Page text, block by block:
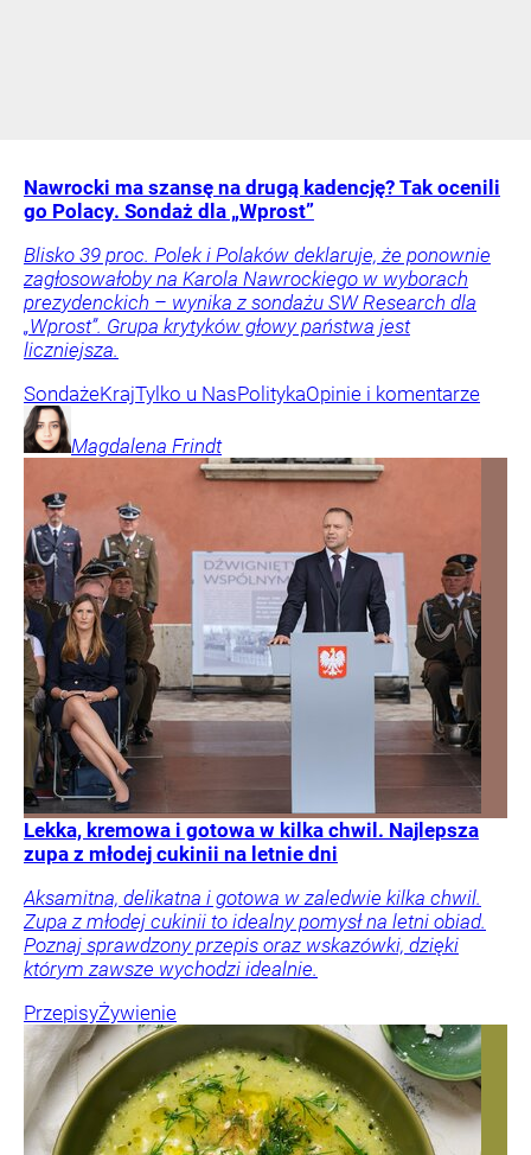
Nawrocki ma szansę na drugą kadencję? Tak ocenili
go Polacy. Sondaż dla „Wprost”
Blisko 39 proc. Polek i Polaków deklaruje, że ponownie
zagłosowałoby na Karola Nawrockiego w wyborach
prezydenckich – wynika z sondażu SW Research dla
„Wprost”. Grupa krytyków głowy państwa jest
liczniejsza.
SondażeKrajTylko u NasPolitykaOpinie i komentarze
Magdalena Frindt
Lekka, kremowa i gotowa w kilka chwil. Najlepsza
zupa z młodej cukinii na letnie dni
Aksamitna, delikatna i gotowa w zaledwie kilka chwil.
Zupa z młodej cukinii to idealny pomysł na letni obiad.
Poznaj sprawdzony przepis oraz wskazówki, dzięki
którym zawsze wychodzi idealnie.
PrzepisyŻywienie